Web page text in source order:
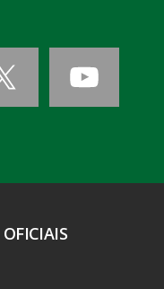
OFICIAIS